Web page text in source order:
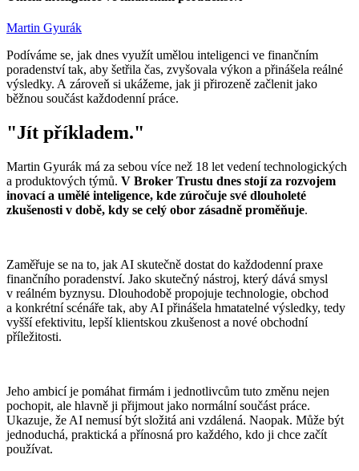
Martin Gyurák
Podíváme se, jak dnes využít umělou inteligenci ve finančním
poradenství tak, aby šetřila čas, zvyšovala výkon a přinášela reálné
výsledky. A zároveň si ukážeme, jak ji přirozeně začlenit jako
běžnou součást každodenní práce.
"Jít příkladem."
Martin Gyurák má za sebou více než 18 let vedení technologických
a produktových týmů. V Broker Trustu dnes stojí za rozvojem
inovací a umělé inteligence, kde zúročuje své dlouholeté
zkušenosti v době, kdy se celý obor zásadně proměňuje.
Zaměřuje se na to, jak AI skutečně dostat do každodenní praxe
finančního poradenství. Jako skutečný nástroj, který dává smysl
v reálném byznysu. Dlouhodobě propojuje technologie, obchod
a konkrétní scénáře tak, aby AI přinášela hmatatelné výsledky, tedy
vyšší efektivitu, lepší klientskou zkušenost a nové obchodní
příležitosti.
Jeho ambicí je pomáhat firmám i jednotlivcům tuto změnu nejen
pochopit, ale hlavně ji přijmout jako normální součást práce.
Ukazuje, že AI nemusí být složitá ani vzdálená. Naopak. Může být
jednoduchá, praktická a přínosná pro každého, kdo ji chce začít
používat.